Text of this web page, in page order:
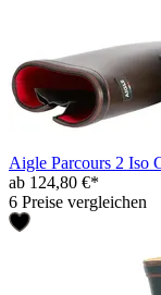
Aigle Parcours 2 Iso
ab 124,80 €*
6 Preise vergleichen